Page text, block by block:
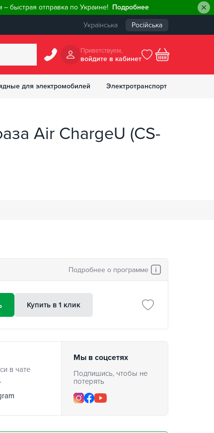
быстрая отправка по Украине! Подробнее
Українська Російська
Приветствуем,
войдите в кабинет
для электромобилей Электротранспорт
Air ChargeU (CS-
Подробнее о программе
Купить в 1 клик
в чате
Мы в соцсетях
Подпишись, чтобы не
потерять